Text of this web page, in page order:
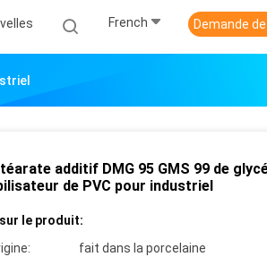
French Demande
additif DMG 95 GMS 99 de
de PVC pour industriel
le produit:
fait dans la porcelaine